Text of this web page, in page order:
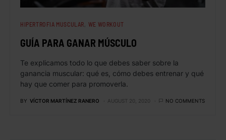
HIPERTROFIA MUSCULAR WE WORKOUT
GUÍA PARA GANAR MÚSCULO
Te explicamos todo lo que debes saber sobre la
ganancia muscular: qué es, cómo debes entrenar y qué
hay que comer para promoverla.
BY VÍCTOR MARTÍNEZ RANERO AUGUST 20, 2020 NO COMMENTS